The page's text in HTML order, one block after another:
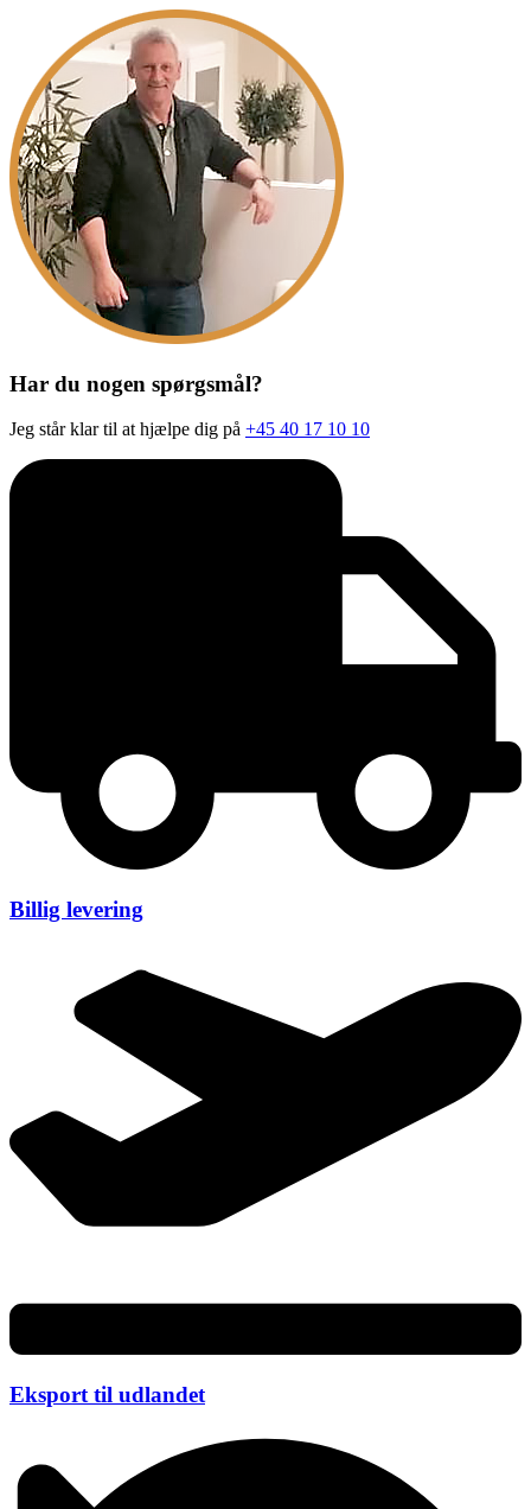
Har du nogen spørgsmål?
Jeg står klar til at hjælpe dig på +45 40 17 10 10
Billig levering
Eksport til udlandet